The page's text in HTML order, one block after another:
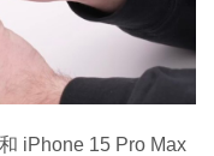
iPhone 15 Pro Max